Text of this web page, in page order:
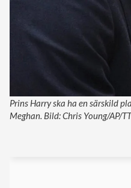
Prins Harry ska ha en särskild
Meghan. Bild: Chris Young/AP/TT